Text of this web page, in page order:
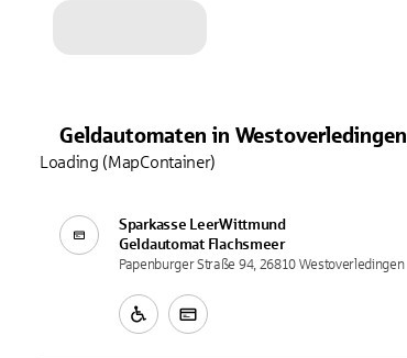
Geldautomaten in Westoverledingen
Sparkasse LeerWittmund
Geldautomat Flachsmeer
Papenburger Straße 94, 26810 Westoverledingen
Loading (MapContainer)